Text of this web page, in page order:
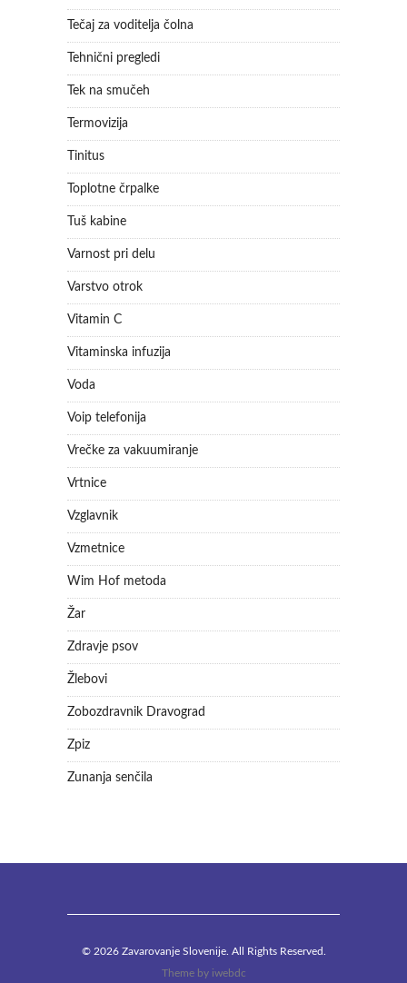
Tečaj za voditelja čolna
Tehnični pregledi
Tek na smučeh
Termovizija
Tinitus
Toplotne črpalke
Tuš kabine
Varnost pri delu
Varstvo otrok
Vitamin C
Vitaminska infuzija
Voda
Voip telefonija
Vrečke za vakuumiranje
Vrtnice
Vzglavnik
Vzmetnice
Wim Hof metoda
Žar
Zdravje psov
Žlebovi
Zobozdravnik Dravograd
Zpiz
Zunanja senčila
© 2026 Zavarovanje Slovenije. All Rights Reserved.
Theme by iwebdc